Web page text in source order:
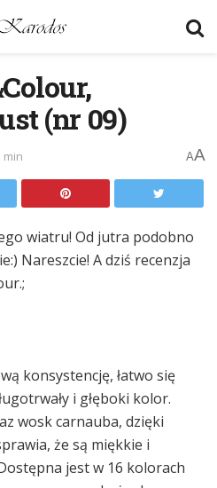
(nr 09)
min AA
wiatru! Od jutra podobno
Nareszcie! A dziś recenzja
konsystencję, łatwo się
i głęboki kolor.
wosk carnauba, dzięki
że są miękkie i
jest w 16 kolorach